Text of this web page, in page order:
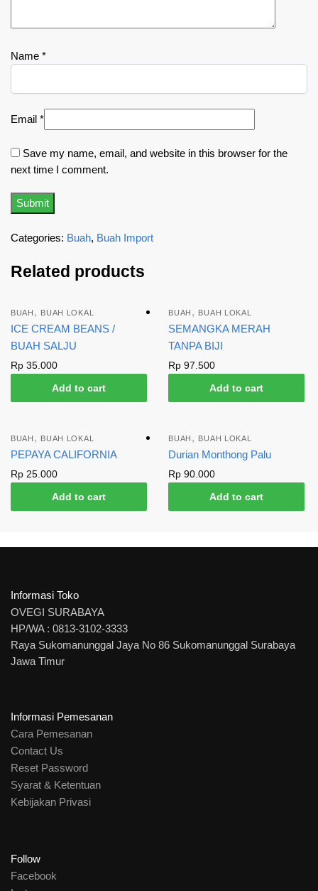
Name *
Email *
Save my name, email, and website in this browser for the
next time I comment.
Categories: Buah, Buah Import
Related products
BUAH , BUAH LOKAL
ICE CREAM BEANS /
BUAH SALJU
Rp 35.000
Add to cart
BUAH , BUAH LOKAL
SEMANGKA MERAH
TANPA BIJI
Rp 97.500
Add to cart
BUAH , BUAH LOKAL
PEPAYA CALIFORNIA
Rp 25.000
Add to cart
BUAH , BUAH LOKAL
Durian Monthong Palu
Rp 90.000
Add to cart
Informasi Toko
OVEGI SURABAYA
HP/WA : 0813-3102-3333
Raya Sukomanunggal Jaya No 86 Sukomanunggal Surabaya
Jawa Timur
Informasi Pemesanan
Cara Pemesanan
Contact Us
Reset Password
Syarat & Ketentuan
Kebijakan Privasi
Follow
Facebook